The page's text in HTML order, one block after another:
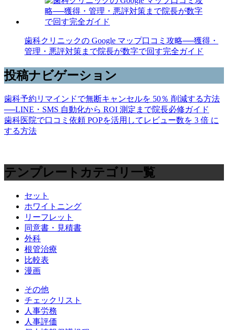
歯科クリニックの Google マップ口コミ攻略──獲得・
管理・悪評対策まで院長が数字で回す完全ガイド
投稿ナビゲーション
歯科予約リマインドで無断キャンセルを 50％ 削減する方法
──LINE・SMS 自動化から ROI 測定まで院長必修ガイド
歯科医院で口コミ依頼 POPを活用してレビュー数を 3 倍 に
する方法
テンプレートカテゴリ一覧
セット
ホワイトニング
リーフレット
同意書・見積書
外科
根管治療
比較表
漫画
その他
チェックリスト
人事労務
人事評価